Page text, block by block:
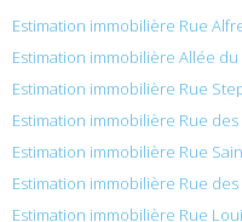
Estimation immobilière Rue
Estimation immobilière Allée
Estimation immobilière Rue
Estimation immobilière Rue
Estimation immobilière Rue
Estimation immobilière Rue
Estimation immobilière Rue